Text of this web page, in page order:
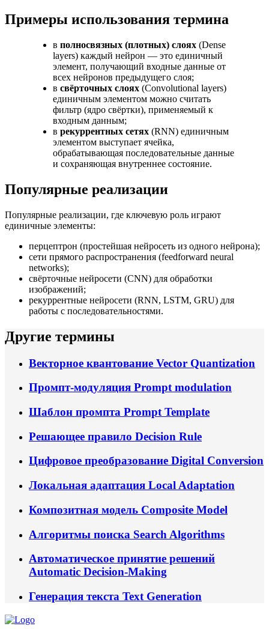
Примеры использования термина
в полносвязных (плотных) слоях (Dense
layers) каждый нейрон — это единичный
элемент, получающий входные данные от
всех нейронов предыдущего слоя;
в свёрточных слоях (Convolutional layers)
единичным элементом можно считать
фильтр (ядро свёртки), применяемый к
входным данным;
в рекуррентных сетях (RNN) единичным
элементом выступает ячейка,
обрабатывающая последовательные данные
и сохраняющая внутреннее состояние.
Популярные реализации
Популярные реализации, где ключевую роль играют
единичные элементы:
перцептрон (простейшая нейросеть из одного нейрона);
сети прямого распространения (feedforward neural
networks);
свёрточные нейросети (CNN) для обработки
изображений;
рекуррентные нейросети (RNN, LSTM, GRU) для
работы с последовательностями.
Другие термины
Векторное квантование Vector Quantization
Промпт‑модуляция Prompt modulation
Шаблон промпта Prompt Template
Решающее правило Decision Rule
Цифровое преобразование Digital Conversion
Локальная адаптация Local Adaptation
Композитная модель Composite Model
Алгоритмы поиска Search Algorithms
Автоматическое принятие решений
Automatic Decision-Making
Генерация текста Text Generation